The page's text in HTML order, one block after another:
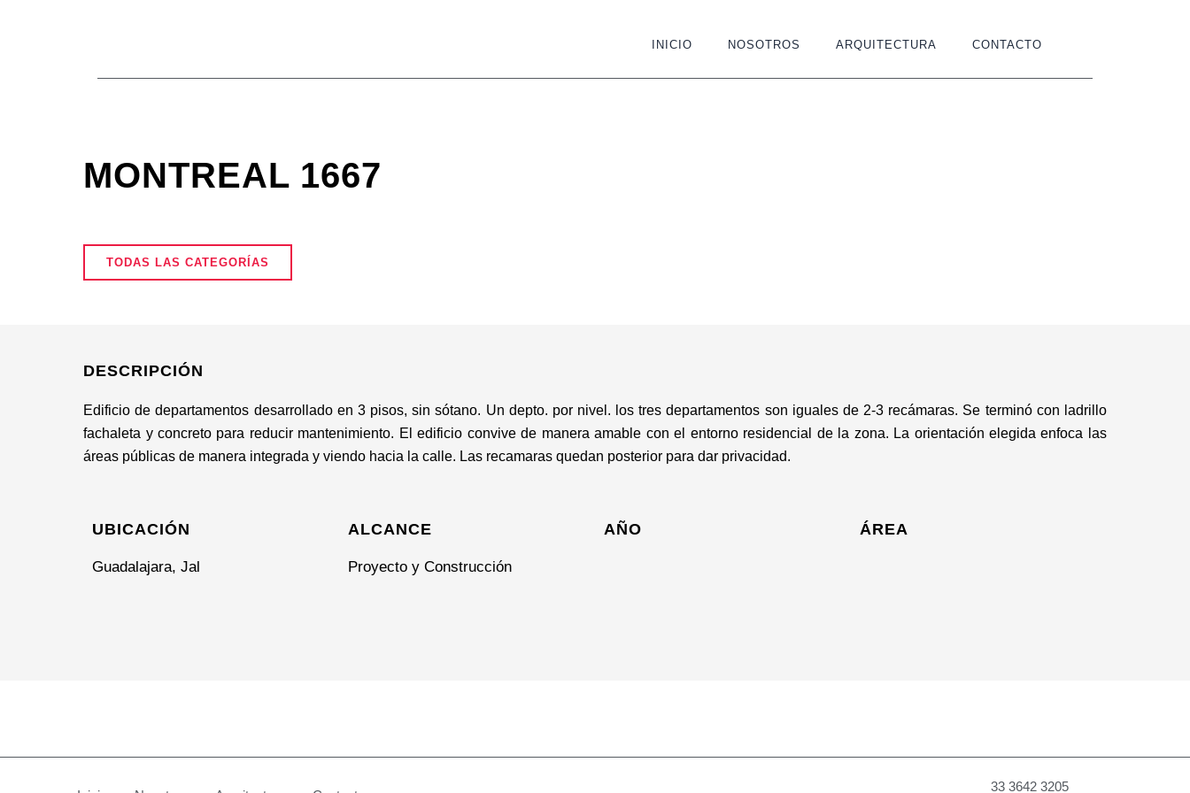
INICIO NOSOTROS ARQUITECTURA CONTACTO
MONTREAL 1667
TODAS LAS CATEGORÍAS
DESCRIPCIÓN
Edificio de departamentos desarrollado en 3 pisos, sin sótano. Un depto. por nivel. los tres departamentos son iguales de 2-3 recámaras. Se terminó con ladrillo
fachaleta y concreto para reducir mantenimiento. El edificio convive de manera amable con el entorno residencial de la zona. La orientación elegida enfoca las
áreas públicas de manera integrada y viendo hacia la calle. Las recamaras quedan posterior para dar privacidad.
UBICACIÓN
Guadalajara, Jal
ALCANCE
Proyecto y Construcción
AÑO ÁREA
33 3642 3205